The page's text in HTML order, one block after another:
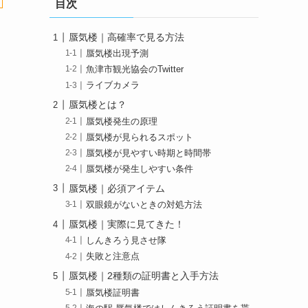
目次
蜃気楼｜高確率で見る方法
蜃気楼出現予測
魚津市観光協会のTwitter
ライブカメラ
蜃気楼とは？
蜃気楼発生の原理
蜃気楼が見られるスポット
蜃気楼が見やすい時期と時間帯
蜃気楼が発生しやすい条件
蜃気楼｜必須アイテム
双眼鏡がないときの対処方法
蜃気楼｜実際に見てきた！
しんきろう見させ隊
失敗と注意点
蜃気楼｜2種類の証明書と入手方法
蜃気楼証明書